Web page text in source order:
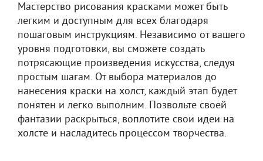
Мастерство рисования красками может быть
легким и доступным для всех благодаря
пошаговым инструкциям. Независимо от вашего
уровня подготовки, вы сможете создать
потрясающие произведения искусства, следуя
простым шагам. От выбора материалов до
нанесения краски на холст, каждый этап будет
понятен и легко выполним. Позвольте своей
фантазии раскрыться, воплотите свои идеи на
холсте и насладитесь процессом творчества.